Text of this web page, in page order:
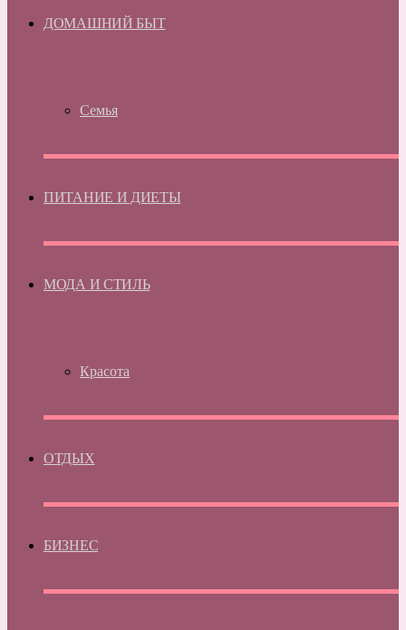
ДОМАШНИЙ БЫТ
Семья
ПИТАНИЕ И ДИЕТЫ
МОДА И СТИЛЬ
Красота
ОТДЫХ
БИЗНЕС